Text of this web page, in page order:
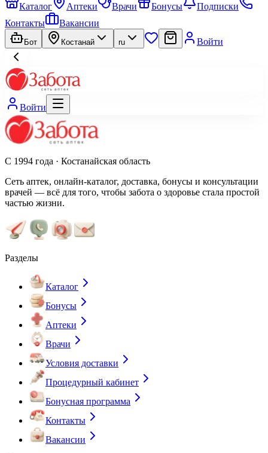
Каталог
Аптеки Врачи Бонусы
Подписки
Контакты
Вакансии
Бот Костанай ru Войти
Войти
С 1994 года · Костанайская область
Сеть аптек, онлайн-каталог, доставка, бонусы и консультации
врачей — всё для того, чтобы забота о здоровье стала простой
частью жизни.
Разделы
Каталог
Бонусы
Аптеки
Врачи
Условия доставки
Процедурный кабинет
Бонусная программа
Контакты
Вакансии